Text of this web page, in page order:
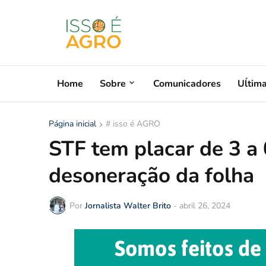
Home Sobre Comunicadores
Página inicial # isso é AGRO
STF tem placar de 3
desoneração da folha
Por Jornalista Walter Brito - abril 26, 2024